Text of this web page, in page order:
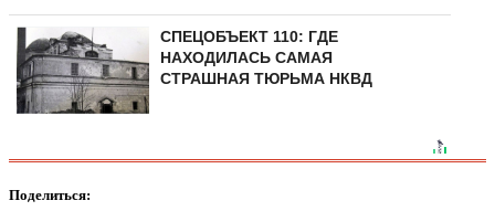
СПЕЦОБЪЕКТ 110: ГДЕ
НАХОДИЛАСЬ САМАЯ
СТРАШНАЯ ТЮРЬМА НКВД
Поделиться: